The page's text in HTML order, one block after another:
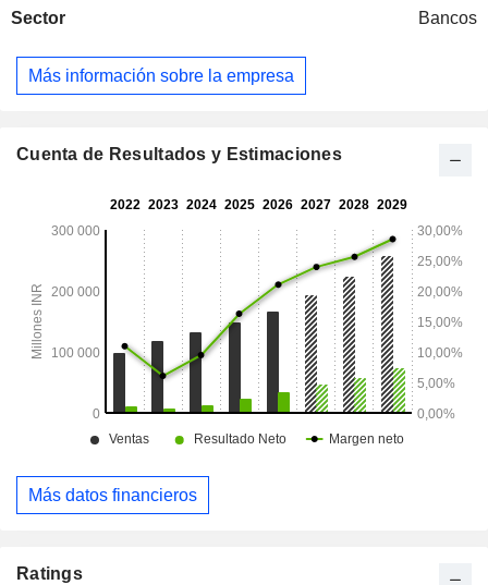
cuenta propia, el mantenimiento de los requisitos de reserva
financieras. El segmento de Banca Corporativa incluye la
concesión de préstamos, la captación de depósitos y otros
captación de depósitos y otros servicios ofrecidos a clientes
resultados del segmento correspondientes a las unidades
Operaciones Bancarias incluye actividades para-bancarias
como la distribución de productos de terceros y la banca de
inversión.
Sector Bancos
Más información sobre la empresa
Cuenta de Resultados y Estimaciones
Más datos financieros
Ratings